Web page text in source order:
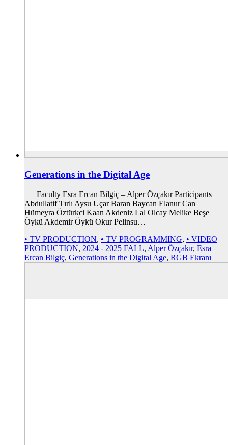
Generations in the Digital Age
Faculty Esra Ercan Bilgiç – Alper Özçakır Participants
Abdullatif Tırlı Aysu Uçar Baran Baycan Elanur Can
Hümeyra Öztürkci Kaan Akdeniz Lal Olcay Melike Beşe
Öykü Akdemir Öykü Okur Pelinsu…
• TV PRODUCTION, • TV PROGRAMMING, • VIDEO
PRODUCTION, 2024 - 2025 FALL, Alper Özçakır, Esra
Ercan Bilgiç, Generations in the Digital Age, RGB Ekranı